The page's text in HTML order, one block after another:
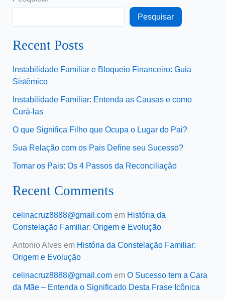
Pesquisar
Recent Posts
Instabilidade Familiar e Bloqueio Financeiro: Guia
Sistêmico
Instabilidade Familiar: Entenda as Causas e como
Curá-las
O que Significa Filho que Ocupa o Lugar do Pai?
Sua Relação com os Pais Define seu Sucesso?
Tomar os Pais: Os 4 Passos da Reconciliação
Recent Comments
celinacruz8888@gmail.comem História da
Constelação Familiar: Origem e Evolução
Antonio Alvesem História da Constelação Familiar:
Origem e Evolução
celinacruz8888@gmail.comem O Sucesso tem a Cara
da Mãe – Entenda o Significado Desta Frase Icônica